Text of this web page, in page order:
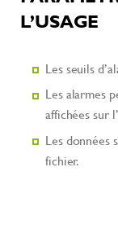
L’USAGE
Les seuils
Les alarmes
affichées sur
Les données
fichier.